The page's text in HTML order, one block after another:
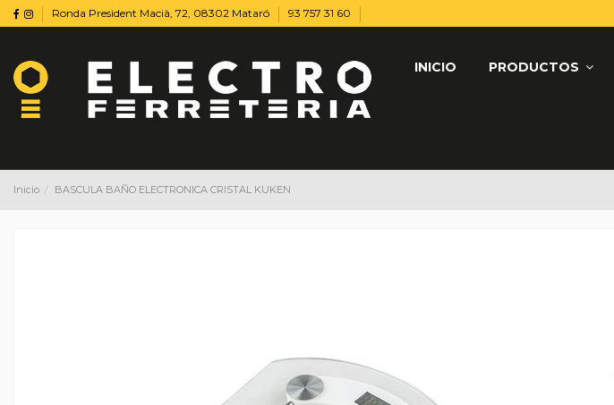
Ronda President Macià, 72, 08302 Mataró 93 757 31 60
INICIO PRODUCTOS
Inicio BASCULA BAÑO ELECTRONICA CRISTAL KUKEN